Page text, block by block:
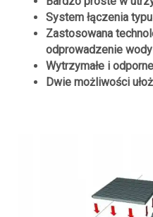
System łączenia
Zastosowana
odprowadzenie
Wytrzymałe i
Dwie możliwości